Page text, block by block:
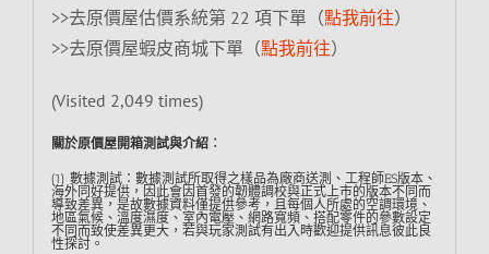
>>去原價屋估價系統第 22 項下單（點我前往）
>>去原價屋蝦皮商城下單（點我前往）
(Visited 2,049 times)
關於原價屋開箱測試與介紹︰
(1) 數據測試：數據測試所取得之樣品為廠商送測、工程師ES版本、
海外同好提供，因此會因首發的韌體調校與正式上市的版本不同而
導致差異，是故數據資料僅提供參考，且每個人所處的空調環境、
地區氣候、溫度濕度、室內電壓、網路寬頻、搭配零件的參數設定
不同而致使差異更大，若與玩家測試有出入時歡迎提供訊息彼此良
性探討。